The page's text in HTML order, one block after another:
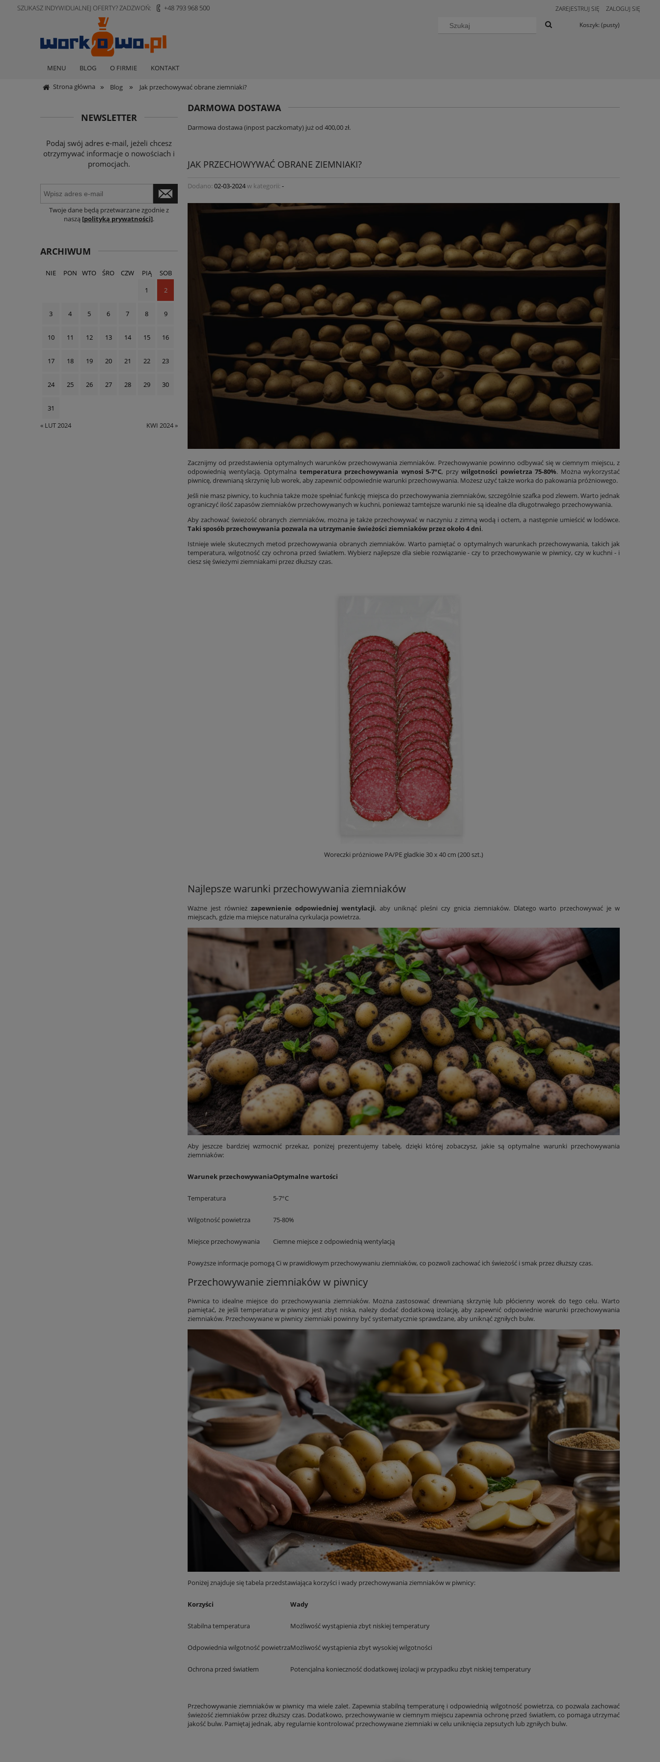
SZUKASZ INDYWIDUALNEJ OFERTY? ZADZWOŃ: +48 793 968 500 ZAREJESTRUJ SIĘ
ZALOGUJ SIĘ
Koszyk: (pusty)
MENU BLOG O FIRMIE KONTAKT
Strona główna » Blog » Jak przechowywać obrane ziemniaki?
NEWSLETTER
Podaj swój adres e-mail, jeżeli chcesz
otrzymywać informacje o nowościach i
promocjach.
Twoje dane będą przetwarzane zgodnie z
naszą [polityką prywatności].
ARCHIWUM
NIE PON WTO ŚRO CZW PIĄ
SOB
1
2
3 4 5 6 7 8 9
10 11 12 13 14 15 16
17 18 19 20 21 22 23
24 25 26 27 28 29 30
31
« LUT 2024
KWI 2024 »
DARMOWA DOSTAWA
Darmowa dostawa (inpost paczkomaty) już od 400,00 zł.
JAK PRZECHOWYWAĆ OBRANE ZIEMNIAKI?
Dodano: 02-03-2024w kategorii: -
Zacznijmy od przedstawienia optymalnych warunków przechowywania ziemniaków. Przechowywanie powinno odbywać się w ciemnym miejscu, z
odpowiednią wentylacją. Optymalna temperatura przechowywania wynosi 5-7°C, przy wilgotności powietrza 75-80%. Można wykorzystać
piwnicę, drewnianą skrzynię lub worek, aby zapewnić odpowiednie warunki przechowywania. Możesz użyć takżeworka do pakowania próżniowego.
Jeśli nie masz piwnicy, to kuchnia także może spełniać funkcję miejsca do przechowywania ziemniaków, szczególnie szafka pod zlewem. Warto jednak
ograniczyć ilość zapasów ziemniaków przechowywanych w kuchni, ponieważ tamtejsze warunki nie są idealne dla długotrwałego przechowywania.
Aby zachować świeżość obranych ziemniaków, można je także przechowywać w naczyniu z zimną wodą i octem, a następnie umieścić w lodówce.
Taki sposób przechowywania pozwala na utrzymanie świeżości ziemniaków przez około 4 dni.
Istnieje wiele skutecznych metod przechowywania obranych ziemniaków. Warto pamiętać o optymalnych warunkach przechowywania, takich jak
temperatura, wilgotność czy ochrona przed światłem. Wybierz najlepsze dla siebie rozwiązanie - czy to przechowywanie w piwnicy, czy w kuchni - i
ciesz się świeżymi ziemniakami przez dłuższy czas.
Woreczki próżniowe PA/PE gładkie 30 x 40 cm (200 szt.)
Najlepsze warunki przechowywania ziemniaków
Ważne jest równieżzapewnienie odpowiedniej wentylacji, aby uniknąć pleśni czy gnicia ziemniaków. Dlatego warto przechowywać je w
miejscach, gdzie ma miejsce naturalna cyrkulacja powietrza.
Aby jeszcze bardziej wzmocnić przekaz, poniżej prezentujemy tabelę, dzięki której zobaczysz, jakie są optymalne warunki przechowywania
ziemniaków:
Warunek przechowywaniaOptymalne wartości
Temperatura 5-7°C
Wilgotność powietrza 75-80%
Miejsce przechowywania Ciemne miejsce z odpowiednią wentylacją
Powyższe informacje pomogą Ci w prawidłowym przechowywaniu ziemniaków, co pozwoli zachować ich świeżość i smak przez dłuższy czas.
Przechowywanie ziemniaków w piwnicy
Piwnica to idealne miejsce do przechowywania ziemniaków. Można zastosować drewnianą skrzynię lub płócienny worek do tego celu. Warto
pamiętać, że jeśli temperatura w piwnicy jest zbyt niska, należy dodać dodatkową izolację, aby zapewnić odpowiednie warunki przechowywania
ziemniaków. Przechowywane w piwnicy ziemniaki powinny być systematycznie sprawdzane, aby uniknąć zgniłych bulw.
Poniżej znajduje się tabela przedstawiająca korzyści i wady przechowywania ziemniaków w piwnicy:
Korzyści Wady
Stabilna temperatura Możliwość wystąpienia zbyt niskiej temperatury
Odpowiednia wilgotność powietrzaMożliwość wystąpienia zbyt wysokiej wilgotności
Ochrona przed światłem Potencjalna konieczność dodatkowej izolacji w przypadku zbyt niskiej temperatury
Przechowywanie ziemniaków w piwnicy ma wiele zalet. Zapewnia stabilną temperaturę i odpowiednią wilgotność powietrza, co pozwala zachować
świeżość ziemniaków przez dłuższy czas. Dodatkowo, przechowywanie w ciemnym miejscu zapewnia ochronę przed światłem, co pomaga utrzymać
jakość bulw. Pamiętaj jednak, aby regularnie kontrolować przechowywane ziemniaki w celu uniknięcia zepsutych lub zgniłych bulw.